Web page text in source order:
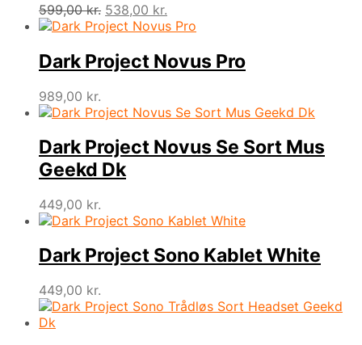
599,00kr. Den
oprindelige
var:
599,00 kr..
538,00 kr.
aktuelle
er:
538,00 kr..
Dark Project Novus Pro
989,00 kr.
Dark Project Novus Se Sort Mus
Geekd Dk
449,00 kr.
Dark Project Sono Kablet White
449,00 kr.